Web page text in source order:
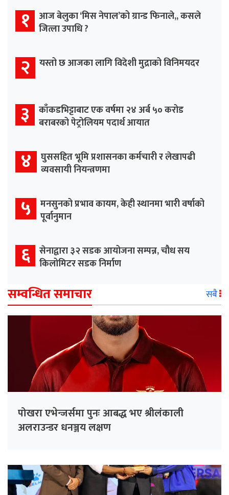
१ आज बेलुका ‘मिस नेपाल’को ग्रान्ड फिनाले,, कसले
जित्ला उपाधि ?
२ यस्तो छ आजका लागि विदेशी मुद्राको विनिमयदर
३ काँकडभिट्टाबाट एक वर्षमा २४ अर्ब ५० करोड
बराबरको पेट्रोलियम पदार्थ आयात
४ घुससहित भूमि प्रशासनका कर्मचारी र लेखापढी
व्यवसायी नियन्त्रणमा
५ मनसुनको प्रभाव कायम, केही स्थानमा भारी वर्षाको
पूर्वानुमान
६ सेनाद्वारा ३२ सडक आयोजना सम्पन्न, चौध सय
किलोमिटर सडक निर्माण
सम्वन्धित समाचार सबै
पोखरा एभेन्जर्समा पुनः आबद्ध भए श्रीलंकाली
अलराउन्डर धनञ्जय लक्षण